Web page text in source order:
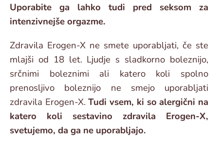
Uporabite ga lahko tudi pred seksom za
intenzivnejše orgazme.
Zdravila Erogen-X ne smete uporabljati, če ste
mlajši od 18 let. Ljudje s sladkorno boleznijo,
srčnimi boleznimi ali katero koli spolno
prenosljivo boleznijo ne smejo uporabljati
zdravila Erogen-X.Tudi vsem, ki so alergični na
katero koli sestavino zdravila Erogen-X,
svetujemo, da ga ne uporabljajo.